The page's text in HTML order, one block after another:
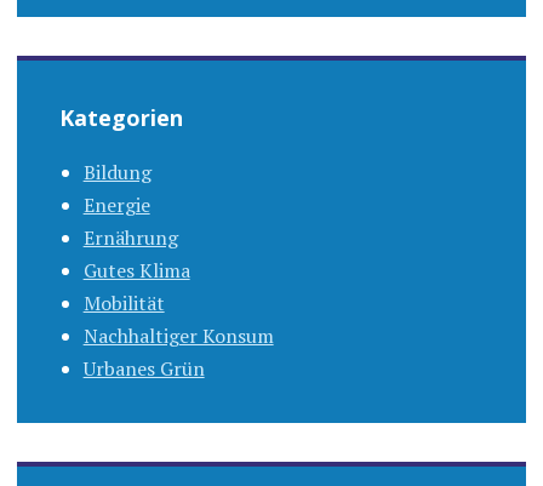
Kategorien
Bildung
Energie
Ernährung
Gutes Klima
Mobilität
Nachhaltiger Konsum
Urbanes Grün